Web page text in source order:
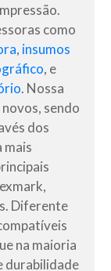
como
, insumos
, e
. Nossa
sendo
dos
mais
Diferente
na maioria
durabilidade